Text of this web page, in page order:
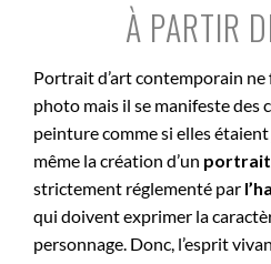
À PARTIR
Portrait d’art contemporain ne
photo mais il se manifeste des
peinture comme si elles
même la création d’un portrait
strictement réglementé par
qui doivent exprimer la
personnage. Donc, l’esprit